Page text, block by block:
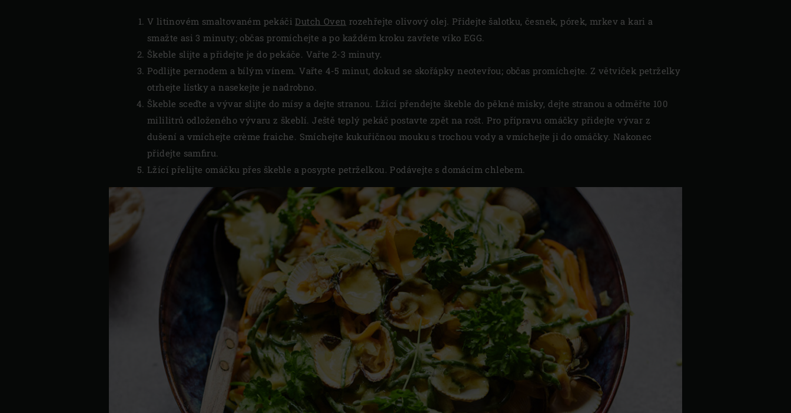
V litinovém smaltovaném pekáči Dutch Oven rozehřejte olivový olej. Přidejte šalotku, česnek, pórek, mrkev a kari a
smažte asi 3 minuty; občas promíchejte a po každém kroku zavřete víko EGG.
Škeble slijte a přidejte je do pekáče. Vařte 2-3 minuty.
Podlijte pernodem a bílým vínem. Vařte 4-5 minut, dokud se skořápky neotevřou; občas promíchejte. Z větviček petrželky
otrhejte lístky a nasekejte je nadrobno.
Škeble sceďte a vývar slijte do mísy a dejte stranou. Lžící přendejte škeble do pěkné misky, dejte stranou a odměřte 100
mililitrů odloženého vývaru z škeblí. Ještě teplý pekáč postavte zpět na rošt. Pro přípravu omáčky přidejte vývar z
dušení a vmíchejte crème fraiche. Smíchejte kukuřičnou mouku s trochou vody a vmíchejte ji do omáčky. Nakonec
přidejte samfiru.
Lžící přelijte omáčku přes škeble a posypte petrželkou. Podávejte s domácím chlebem.